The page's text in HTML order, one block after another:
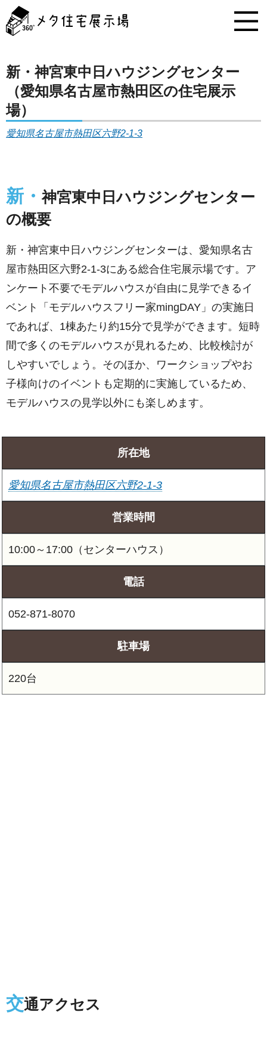
タ
住
示
場
ン
テ
ン
ッ
プ
新・神宮東中日ハウジングセンター
（愛知県名古屋市熱田区の住宅展示
場）
愛知県名古屋市熱田区六野2-1-3
新・神宮東中日ハウジングセンター
の概要
新・神宮東中日ハウジングセンターは、愛知県名古
屋市熱田区六野2-1-3にある総合住宅展示場です。ア
ンケート不要でモデルハウスが自由に見学できるイ
ベント「モデルハウスフリー家mingDAY」の実施日
であれば、1棟あたり約15分で見学ができます。短時
間で多くのモデルハウスが見れるため、比較検討が
しやすいでしょう。そのほか、ワークショップやお
子様向けのイベントも定期的に実施しているため、
モデルハウスの見学以外にも楽しめます。
所在地
愛知県名古屋市熱田区六野2-1-3
営業時間
10:00～17:00（センターハウス）
電話
052-871-8070
駐車場
220台
交通アクセス